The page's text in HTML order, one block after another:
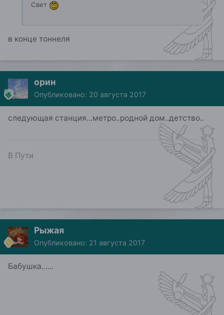
Свет
в конце тоннеля
орин
Опубликовано: 20 августа 2017
следующая станция...метро..родной дом..детство..
В Пути
Рыжая
Опубликовано: 21 августа 2017
Бабушка......